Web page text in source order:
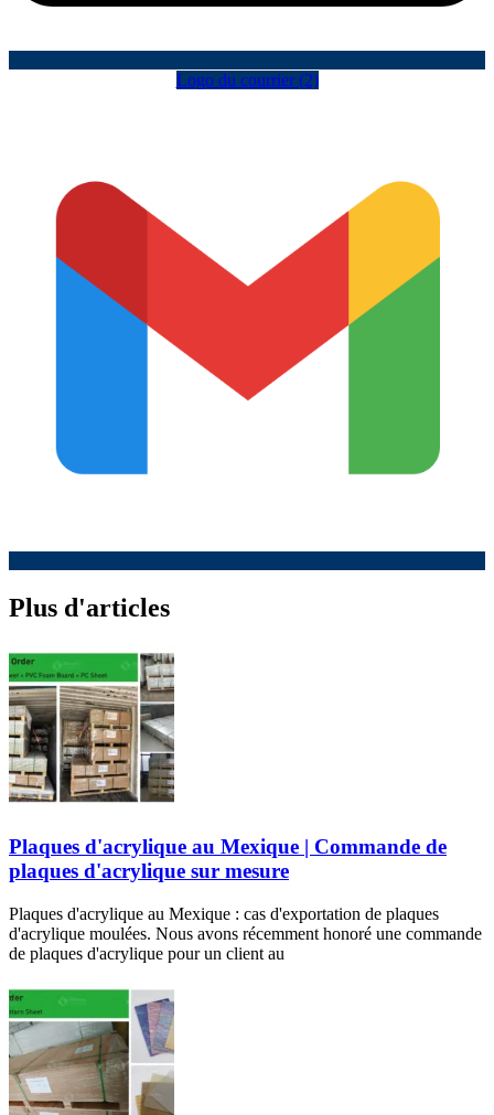
Logo du courrier (2)
Plus d'articles
Plaques d'acrylique au Mexique | Commande de
plaques d'acrylique sur mesure
Plaques d'acrylique au Mexique : cas d'exportation de plaques
d'acrylique moulées. Nous avons récemment honoré une commande
de plaques d'acrylique pour un client au